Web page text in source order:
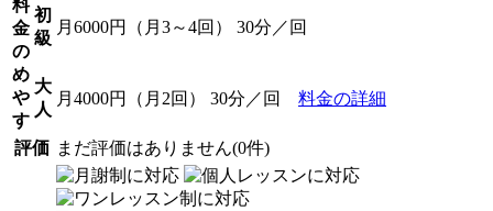
料
金
の
め
や
す
初
級
月6000円（月3～4回） 30分／回
大
人
月4000円（月2回） 30分／回 料金の詳細
評価 まだ評価はありません(0件)